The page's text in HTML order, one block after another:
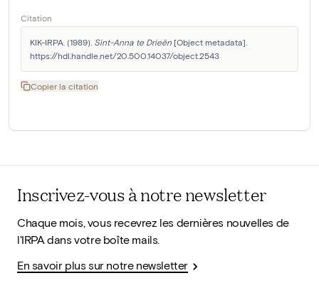
Citation
KIK-IRPA. (1989). Sint-Anna te Drieën [Object metadata].
https://hdl.handle.net/20.500.14037/object.2543
Copier la citation
Inscrivez-vous à notre newsletter
Chaque mois, vous recevrez les dernières nouvelles de
l'IRPA dans votre boîte mails.
En savoir plus sur notre newsletter